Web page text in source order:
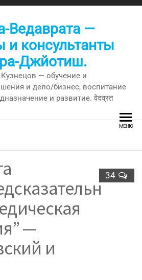
Ведаврата —
и консультанты
Джйотиш.
— обучение и
и дело/бизнес, воспитание
и развитие. वेदव्रत
МЕНЮ
34
—
и